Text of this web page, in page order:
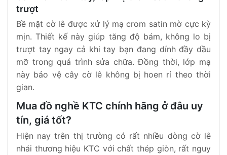
trượt
Bề mặt cờ lê được xử lý mạ crom satin mờ cực kỳ
mịn. Thiết kế này giúp tăng độ bám, không lo bị
trượt tay ngay cả khi tay bạn đang dính đầy dầu
mỡ trong quá trình sửa chữa. Đồng thời, lớp mạ
này bảo vệ cây cờ lê không bị hoen rỉ theo thời
gian.
Mua đồ nghề KTC chính hãng ở đâu uy
tín, giá tốt?
Hiện nay trên thị trường có rất nhiều dòng cờ lê
nhái thương hiệu KTC với chất thép giòn, rất nguy